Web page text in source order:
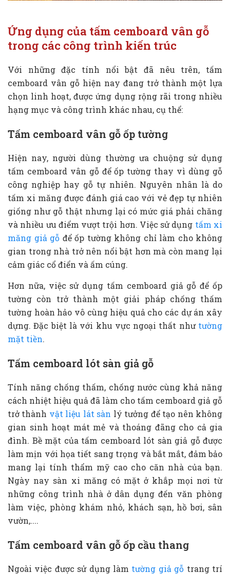
Ứng dụng của tấm cemboard vân gỗ
trong các công trình kiến trúc
Với những đặc tính nổi bật đã nêu trên, tấm
cemboard vân gỗ hiện nay đang trở thành một lựa
chọn linh hoạt, được ứng dụng rộng rãi trong nhiều
hạng mục và công trình khác nhau, cụ thể:
Tấm cemboard vân gỗ ốp tường
Hiện nay, người dùng thường ưa chuộng sử dụng
tấm cemboard vân gỗ để ốp tường thay vì dùng gỗ
công nghiệp hay gỗ tự nhiên. Nguyên nhân là do
tấm xi măng được đánh giá cao với vẻ đẹp tự nhiên
giống như gỗ thật nhưng lại có mức giá phải chăng
và nhiều ưu điểm vượt trội hơn. Việc sử dụng tấm xi
măng giả gỗ để ốp tường không chỉ làm cho không
gian trong nhà trở nên nổi bật hơn mà còn mang lại
cảm giác cổ điển và ấm cúng.
Hơn nữa, việc sử dụng tấm cemboard giả gỗ để ốp
tường còn trở thành một giải pháp chống thấm
tường hoàn hảo vô cùng hiệu quả cho các dự án xây
dựng. Đặc biệt là với khu vực ngoại thất như tường
mặt tiền.
Tấm cemboard lót sàn giả gỗ
Tính năng chống thấm, chống nước cùng khả năng
cách nhiệt hiệu quả đã làm cho tấm cemboard giả gỗ
trở thành vật liệu lát sàn lý tưởng để tạo nên không
gian sinh hoạt mát mẻ và thoáng đãng cho cả gia
đình. Bề mặt của tấm cemboard lót sàn giả gỗ được
làm mịn với họa tiết sang trọng và bắt mắt, đảm bảo
mang lại tính thẩm mỹ cao cho căn nhà của bạn.
Ngày nay sàn xi măng có mặt ở khắp mọi nơi từ
những công trình nhà ở dân dụng đến văn phòng
làm việc, phòng khám nhỏ, khách sạn, hồ bơi, sân
vườn,....
Tấm cemboard vân gỗ ốp cầu thang
Ngoài việc được sử dụng làm tường giả gỗ trang trí